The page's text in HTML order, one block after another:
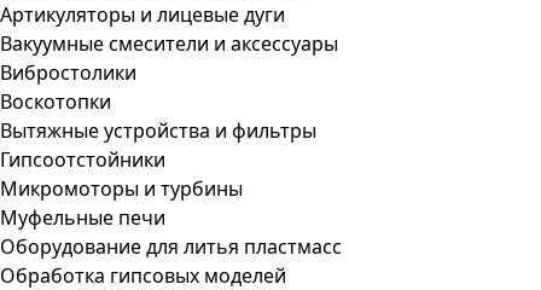
Артикуляторы и лицевые дуги
Вакуумные смесители и аксессуары
Вибростолики
Воскотопки
Вытяжные устройства и фильтры
Гипсоотстойники
Микромоторы и турбины
Муфельные печи
Оборудование для литья пластмасс
Обработка гипсовых моделей